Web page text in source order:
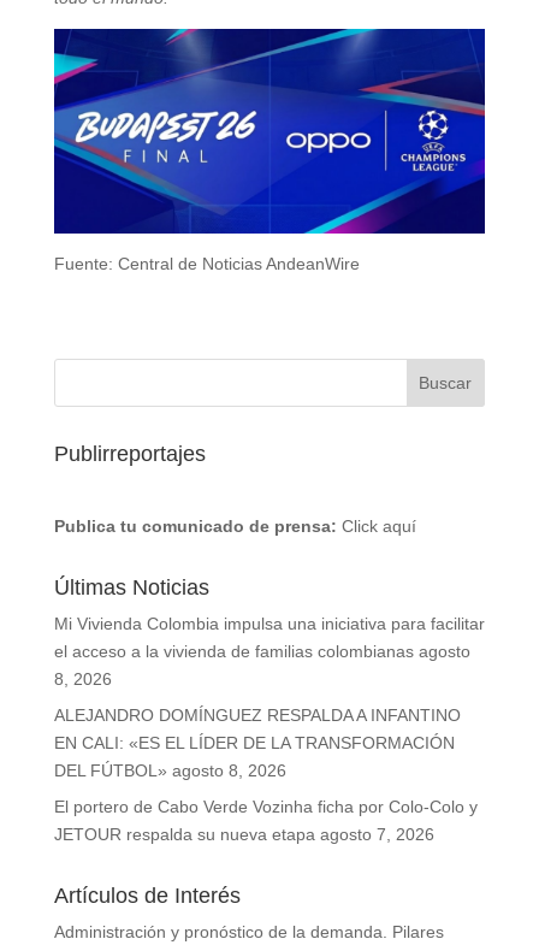
Fuente: Central de Noticias AndeanWire
Publirreportajes
Publica tu comunicado de prensa: Click aquí
Últimas Noticias
Mi Vivienda Colombia impulsa una iniciativa para facilitar
el acceso a la vivienda de familias colombianas agosto
8, 2026
ALEJANDRO DOMÍNGUEZ RESPALDA A INFANTINO
EN CALI: «ES EL LÍDER DE LA TRANSFORMACIÓN
DEL FÚTBOL» agosto 8, 2026
El portero de Cabo Verde Vozinha ficha por Colo-Colo y
JETOUR respalda su nueva etapa agosto 7, 2026
Artículos de Interés
Administración y pronóstico de la demanda. Pilares